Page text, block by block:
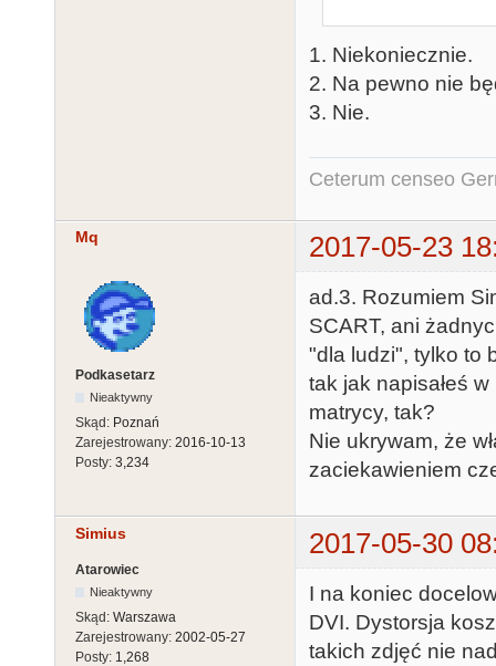
1. Niekoniecznie.
2. Na pewno nie
3. Nie.
Ceterum censeo
Mq 2017-05-23
Podkasetarz
Nieaktywny
Skąd: Poznań
Zarejestrowany: 2016-10-13
Posty: 3,234
ad.3. Rozumiem
SCART, ani
"dla ludzi", tylko to
tak jak napisałeś
matrycy, tak?
Nie ukrywam, że
zaciekawieniem
Simius 2017-05-30
Atarowiec
Nieaktywny
Skąd: Warszawa
Zarejestrowany: 2002-05-27
Posty: 1,268
I na koniec
DVI. Dystorsja
takich zdjęć nie